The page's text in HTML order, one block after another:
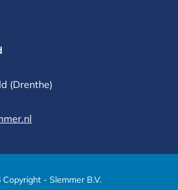
(Drenthe)
Copyright - Slemmer B.V.